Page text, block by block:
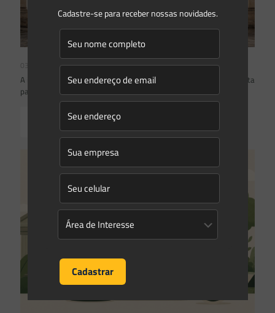
03/08/2026
A inclusão de imóvel em inventário de patrimônio cultural não basta
para impor restrições ao direito de propriedade:
Read more
Cadastre-se para receber nossas novidades.